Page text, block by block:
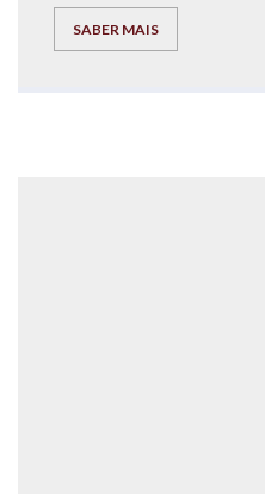
criativa e por fim um lanche
SABER MAIS